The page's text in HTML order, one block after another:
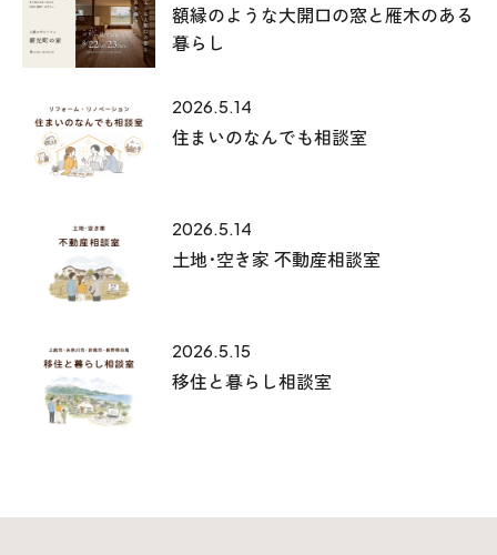
額縁のような大開口の窓と雁木のある
暮らし
2026.5.14
住まいのなんでも相談室
2026.5.14
土地･空き家 不動産相談室
2026.5.15
移住と暮らし相談室